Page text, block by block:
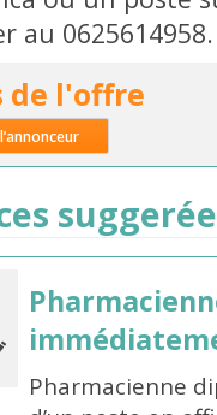
au 0625614958.
de l'offre
Pharmacienne